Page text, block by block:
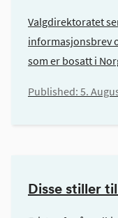
Valgdirektoratet
informasjonsbrev
som er bosatt i
Published: 5.
Disse stiller